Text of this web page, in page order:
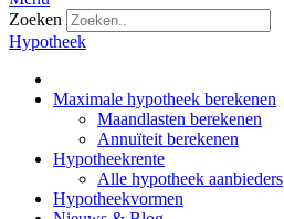
Zoeken
Hypotheek
Maximale hypotheek berekenen
Maandlasten berekenen
Annuïteit berekenen
Hypotheekrente
Alle hypotheek aanbieders
Hypotheekvormen